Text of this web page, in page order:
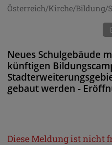
Österreich/Kirche/Bildung/
Neues Schulgebäude
künftigen
gebaut werden -
Diese Meldung ist nicht